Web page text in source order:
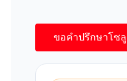
ขอคำปรึกษาโซลู